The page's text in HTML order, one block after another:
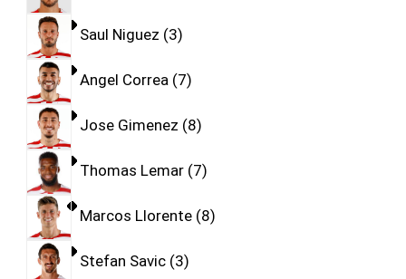
Saul Niguez 3
Angel Correa 7
Jose Gimenez 8
Thomas Lemar 7
Marcos Llorente 8
Stefan Savic 3